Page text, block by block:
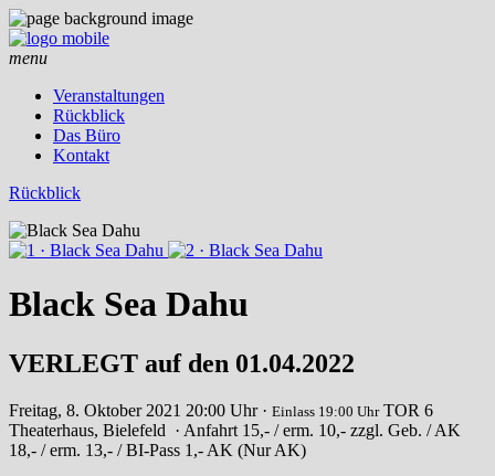
menu
Veranstaltungen
Rückblick
Das Büro
Kontakt
Rückblick
Black Sea Dahu
VERLEGT auf den 01.04.2022
Freitag, 8. Oktober 2021 20:00 Uhr · Einlass 19:00 Uhr TOR 6
Theaterhaus, Bielefeld · Anfahrt 15,- / erm. 10,- zzgl. Geb. / AK
18,- / erm. 13,- / BI-Pass 1,- AK (Nur AK)